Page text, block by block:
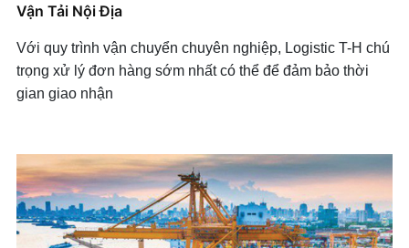
Vận Tải Nội Địa
Với quy trình vận chuyển chuyên nghiệp, Logistic T-H chú
trọng xử lý đơn hàng sớm nhất có thể để đảm bảo thời
gian giao nhận